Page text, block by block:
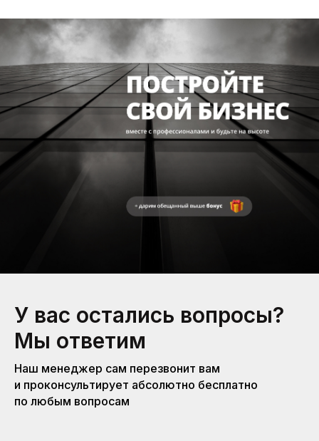
У вас остались вопросы?
Мы ответим
Наш менеджер сам перезвонит вам
и проконсультирует абсолютно бесплатно
по любым вопросам